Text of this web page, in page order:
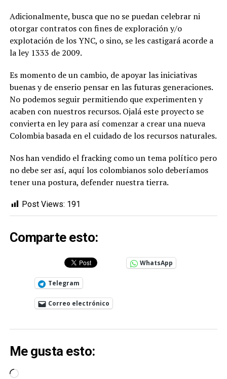
Adicionalmente, busca que no se puedan celebrar ni
otorgar contratos con fines de exploración y/o
explotación de los YNC, o sino, se les castigará acorde a
la ley 1333 de 2009.
Es momento de un cambio, de apoyar las iniciativas
buenas y de enserio pensar en las futuras generaciones.
No podemos seguir permitiendo que experimenten y
acaben con nuestros recursos. Ojalá este proyecto se
convierta en ley para así comenzar a crear una nueva
Colombia basada en el cuidado de los recursos naturales.
Nos han vendido el fracking como un tema político pero
no debe ser así, aquí los colombianos solo deberíamos
tener una postura, defender nuestra tierra.
Post Views: 191
Comparte esto:
WhatsApp
Telegram
Correo electrónico
Me gusta esto:
Cargando...